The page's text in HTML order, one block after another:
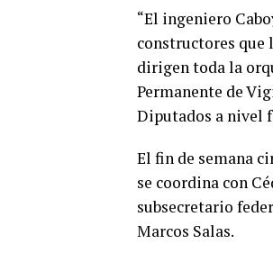
“El ingeniero
constructores que
dirigen toda la
Permanente de
Diputados a nivel
El fin de semana
se coordina con
subsecretario
Marcos Salas.